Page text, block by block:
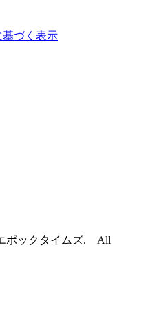
づく表示
ポックタイムズ. All